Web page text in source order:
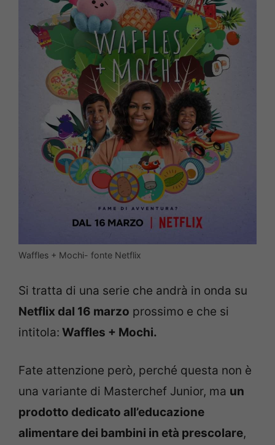
Waffles + Mochi- fonte Netflix
Si tratta di una serie che andrà in onda su
Netflix dal 16 marzo prossimo e che si
intitola: Waffles + Mochi.
Fate attenzione però, perché questa non è
una variante di Masterchef Junior, ma un
prodotto dedicato all’educazione
alimentare dei bambini in età prescolare,